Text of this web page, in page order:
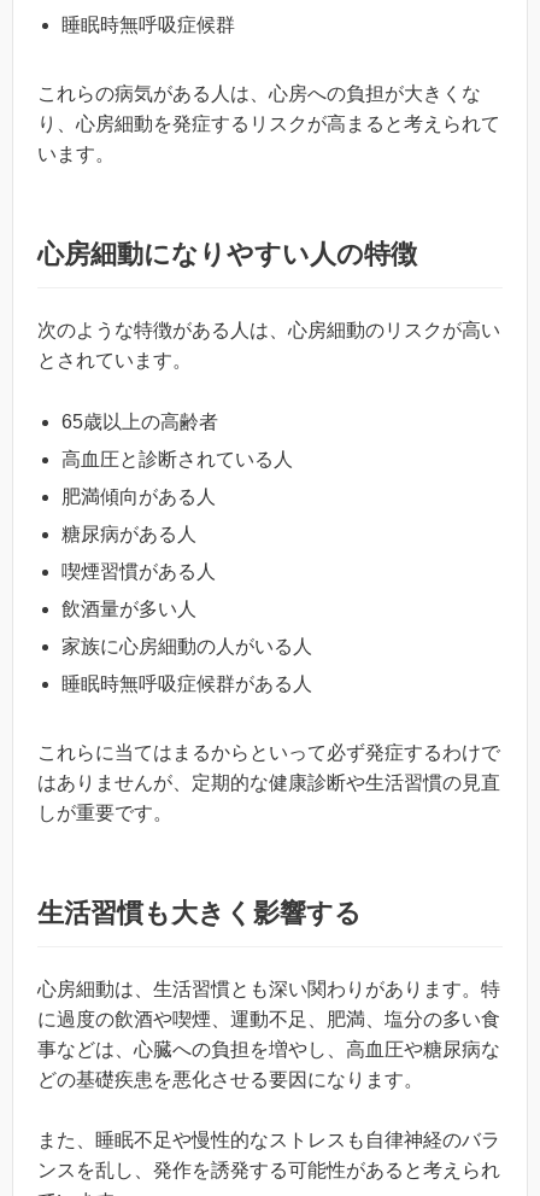
睡眠時無呼吸症候群
これらの病気がある人は、心房への負担が大きくな
り、心房細動を発症するリスクが高まると考えられて
います。
心房細動になりやすい人の特徴
次のような特徴がある人は、心房細動のリスクが高い
とされています。
65歳以上の高齢者
高血圧と診断されている人
肥満傾向がある人
糖尿病がある人
喫煙習慣がある人
飲酒量が多い人
家族に心房細動の人がいる人
睡眠時無呼吸症候群がある人
これらに当てはまるからといって必ず発症するわけで
はありませんが、定期的な健康診断や生活習慣の見直
しが重要です。
生活習慣も大きく影響する
心房細動は、生活習慣とも深い関わりがあります。特
に過度の飲酒や喫煙、運動不足、肥満、塩分の多い食
事などは、心臓への負担を増やし、高血圧や糖尿病な
どの基礎疾患を悪化させる要因になります。
また、睡眠不足や慢性的なストレスも自律神経のバラ
ンスを乱し、発作を誘発する可能性があると考えられ